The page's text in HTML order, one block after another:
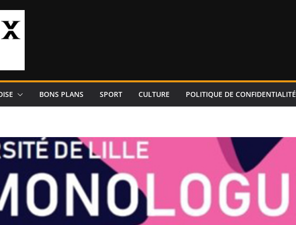
BONS PLANS SPORT CULTURE POLITIQUE DE CONFIDENTIALITÉ